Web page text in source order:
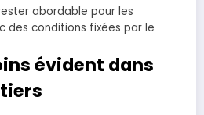
abordable pour les
des conditions fixées par le
évident dans